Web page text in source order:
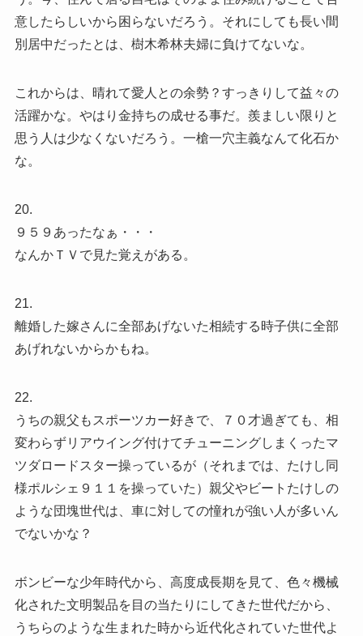
意したらしいから困らないだろう。それにしても長い間
別居中だったとは、樹木希林夫婦に負けてないな。
これからは、晴れて愛人との余勢？すっきりして益々の
活躍かな。やはり金持ちの成せる事だ。羨ましい限りと
思う人は少なくないだろう。一槍一穴主義なんて化石か
な。
20.
９５９あったなぁ・・・
なんかＴＶで見た覚えがある。
21.
離婚した嫁さんに全部あげないた相続する時子供に全部
あげれないからかもね。
22.
うちの親父もスポーツカー好きで、７０才過ぎても、相
変わらずリアウイング付けてチューニングしまくったマ
ツダロードスター操っているが（それまでは、たけし同
様ポルシェ９１１を操っていた）親父やビートたけしの
ような団塊世代は、車に対しての憧れが強い人が多いん
でないかな？
ボンビーな少年時代から、高度成長期を見て、色々機械
化された文明製品を目の当たりにしてきた世代だから、
うちらのような生まれた時から近代化されていた世代よ